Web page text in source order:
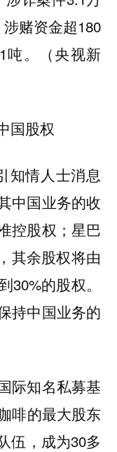
赌资金超180
吨。（央视新
国股权
知情人士消息
中国业务的收
控股权；星巴
其余股权将由
的股权。
持中国业务的
际知名私募基
啡的最大股东
伍，成为30多